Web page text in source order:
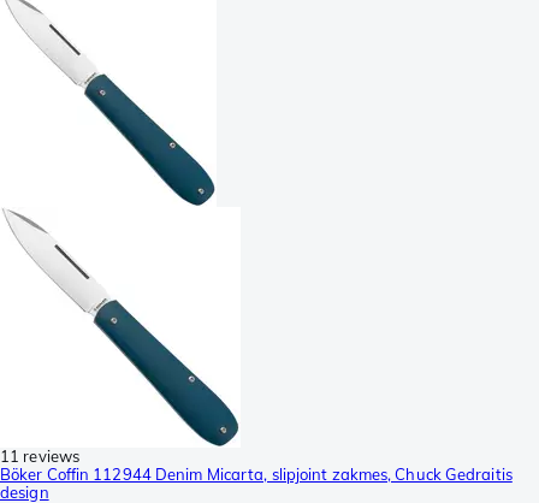
11 reviews
Böker Coffin 112944 Denim Micarta, slipjoint zakmes, Chuck Gedraitis
design